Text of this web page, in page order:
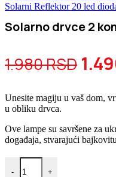
Solarni Reflektor 20 led
Solarno drvce 2
1.980RSD
bila:
Unesite magiju u vaš dom,
u obliku drvca.
Ove lampe su savršene za
događaja, stvarajući
-
Solarno drvce 2 komada
+